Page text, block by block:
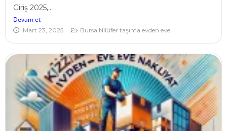
Giriş 2025,...
Devam et
Mart 23, 2025 Bursa Nilüfer taşıma evden eve